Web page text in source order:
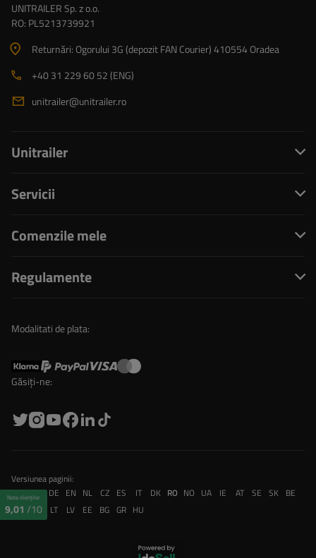
UNITRAILER Sp. z o.o.
RO: PL5213739921
Returnări: Ogorului 3G (depozit FAN Courier) 410554 Oradea
+40 31 229 60 52 (ENG)
unitrailer@unitrailer.ro
Unitrailer
Servicii
Comenzile mele
Regulamente
Modalitati de plata:
Găsiți-ne:
Versiunea paginii:
PL FR DE EN NL CZ ES IT DK RO NO UA IE AT SE SK BE
CH
PT LT LV EE BG GR HU
Nota clienților
9,01 /10